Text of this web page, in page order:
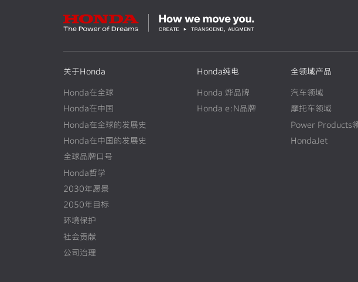
关于Honda
Honda在全球
Honda在中国
Honda在全球的发展史
Honda在中国的发展史
全球品牌口号
Honda哲学
2030年愿景
2050年目标
环境保护
社会贡献
公司治理
Honda纯电
Honda 烨品牌
Honda e:N品牌
全领域产品
汽车领域
摩托车领域
Power Products
HondaJet